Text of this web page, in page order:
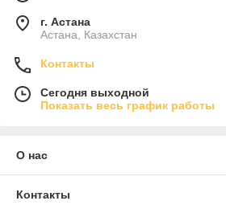
г. Астана
Астана, Казахстан
Контакты
Сегодня выходной
Показать весь график работы
О нас
Контакты